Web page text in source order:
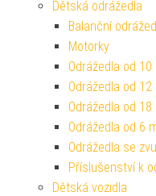
Dětská odrážedla
Balanční
Motorky
Odrážedla od
Odrážedla od
Odrážedla od
Odrážedla od 6
Odrážedla se
Příslušenství k
Dětská vozidla